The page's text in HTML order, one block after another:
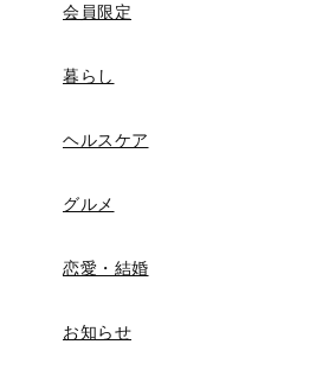
会員限定
暮らし
ヘルスケア
グルメ
恋愛・結婚
お知らせ